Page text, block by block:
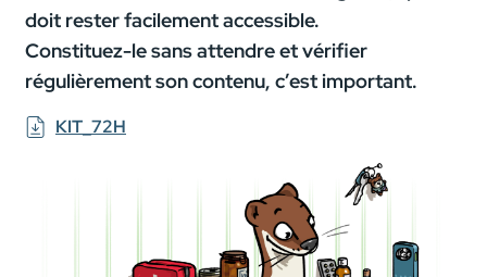
doit rester facilement accessible.
Constituez-le sans attendre et vérifier
régulièrement son contenu, c’est important.
KIT_72H